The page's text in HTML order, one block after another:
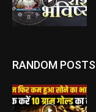
RANDOM POSTS